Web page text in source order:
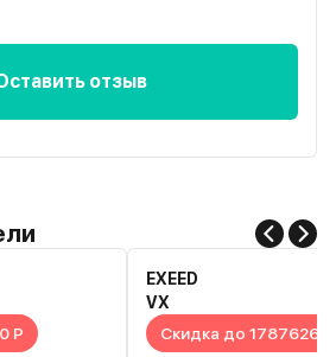
отзыв
Р
EXEED
VX
Скидка до 1787626 Р